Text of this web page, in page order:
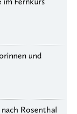
und
Rosenthal